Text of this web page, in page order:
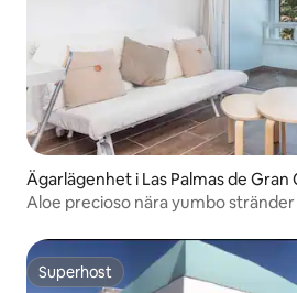
Ägarlägenhet i Las Palmas de Gran
Aloe precioso nära yumbo
Superhost
Superhost